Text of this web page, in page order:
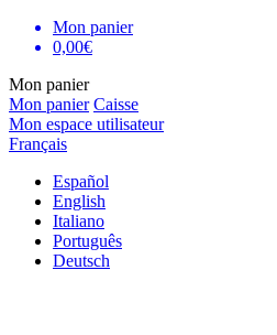
Mon panier
0,00€
Mon panier
Mon panier Caisse
Mon espace utilisateur
Français
Español
English
Italiano
Português
Deutsch